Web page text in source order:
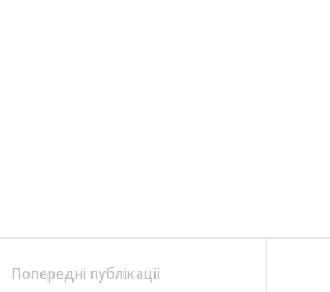
Попередні публікації